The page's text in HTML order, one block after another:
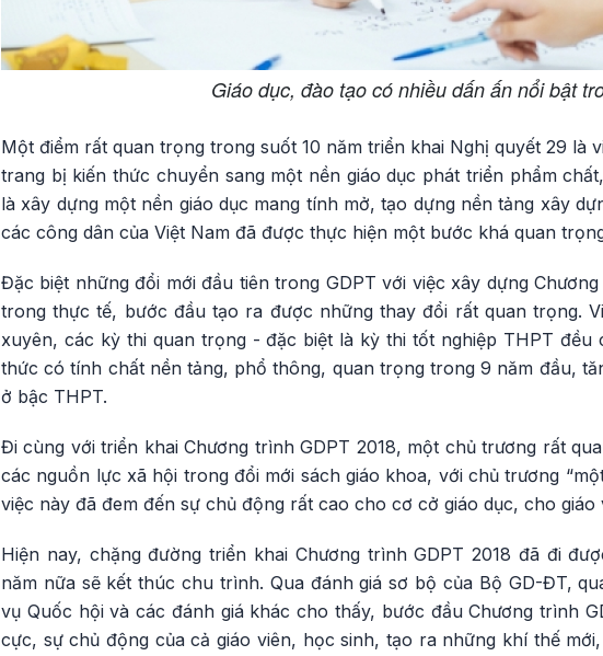
Giáo dục, đào tạo có nhiều dấn ấn nổi bật
Một điểm rất quan trọng trong suốt 10 năm triển khai Nghị quyết 29 là
trang bị kiến thức chuyển sang một nền giáo dục phát triển phẩm
là xây dựng một nền giáo dục mang tính mở, tạo dựng nền tảng xây
các công dân của Việt Nam đã được thực hiện một bước khá quan
Đặc biệt những đổi mới đầu tiên trong GDPT với việc xây dựng
trong thực tế, bước đầu tạo ra được những thay đổi rất quan trọng.
xuyên, các kỳ thi quan trọng - đặc biệt là kỳ thi tốt nghiệp THPT
thức có tính chất nền tảng, phổ thông, quan trọng trong 9 năm đầu,
ở bậc THPT.
Đi cùng với triển khai Chương trình GDPT 2018, một chủ trương rất
các nguồn lực xã hội trong đổi mới sách giáo khoa, với chủ trương
việc này đã đem đến sự chủ động rất cao cho cơ cở giáo dục, cho giáo
Hiện nay, chặng đường triển khai Chương trình GDPT 2018 đã đi
năm nữa sẽ kết thúc chu trình. Qua đánh giá sơ bộ của Bộ GD-ĐT,
vụ Quốc hội và các đánh giá khác cho thấy, bước đầu Chương trình
cực, sự chủ động của cả giáo viên, học sinh, tạo ra những khí thế